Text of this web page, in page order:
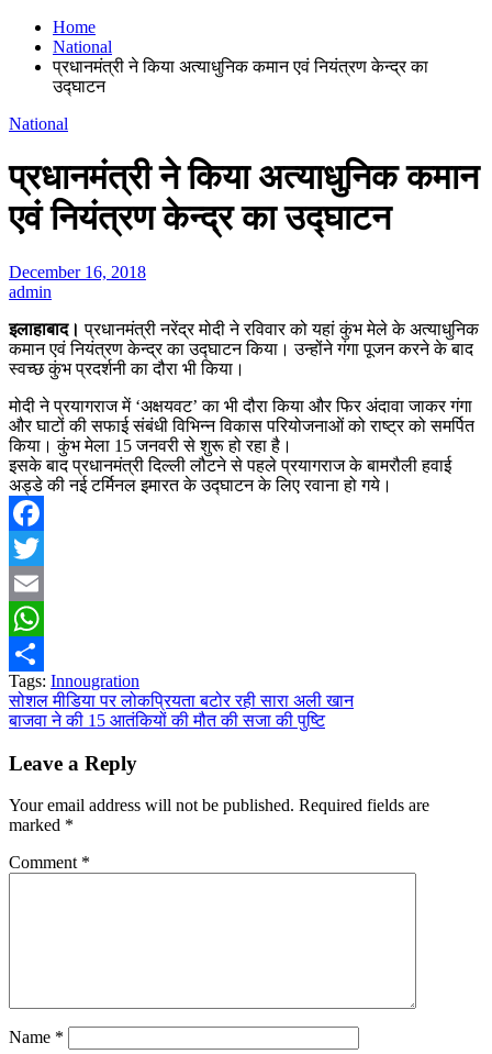
Home
National
प्रधानमंत्री ने किया अत्याधुनिक कमान एवं नियंत्रण केन्द्र का
उद्घाटन
National
प्रधानमंत्री ने किया अत्याधुनिक कमान
एवं नियंत्रण केन्द्र का उद्घाटन
December 16, 2018
admin
इलाहाबाद। प्रधानमंत्री नरेंद्र मोदी ने रविवार को यहां कुंभ मेले के अत्याधुनिक
कमान एवं नियंत्रण केन्द्र का उद्घाटन किया। उन्होंने गंगा पूजन करने के बाद
स्वच्छ कुंभ प्रदर्शनी का दौरा भी किया।
मोदी ने प्रयागराज में ‘अक्षयवट’ का भी दौरा किया और फिर अंदावा जाकर गंगा
और घाटों की सफाई संबंधी विभिन्न विकास परियोजनाओं को राष्ट्र को समर्पित
किया। कुंभ मेला 15 जनवरी से शुरू हो रहा है।
इसके बाद प्रधानमंत्री दिल्ली लौटने से पहले प्रयागराज के बामरौली हवाई
अड्डे की नई टर्मिनल इमारत के उद्घाटन के लिए रवाना हो गये।
Facebook
Twitter
Email
WhatsApp
Share
Tags: Innougration
Post
navigation
सोशल मीडिया पर लोकप्रियता बटोर रही सारा अली खान
बाजवा ने की 15 आतंकियों की मौत की सजा की पुष्टि
Leave a Reply
Your email address will not be published. Required fields are
marked *
Comment *
Name *